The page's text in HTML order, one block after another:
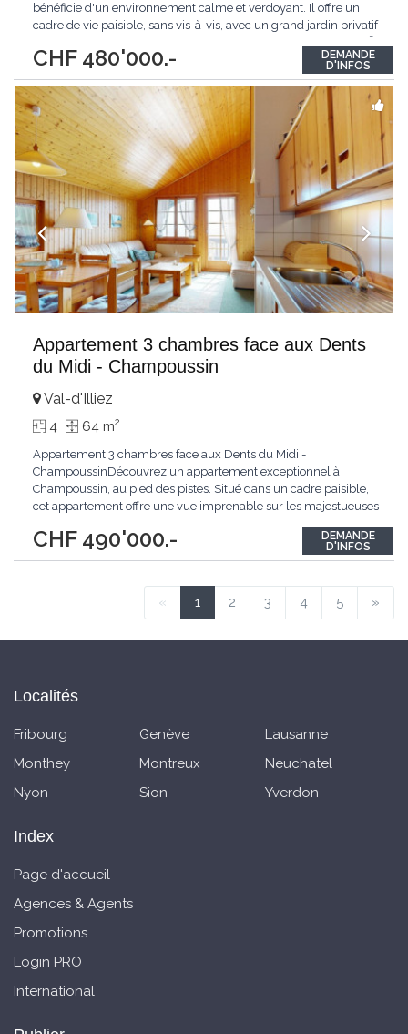
CHF 480'000.-
bénéficie d'un environnement calme et verdoyant. Il offre un
cadre de vie paisible, sans vis-à-vis, avec un grand jardin privatif
il se compose de 3 chambres à coucher et allie confort moderne
et qualité...
DEMANDE
D'INFOS
Appartement 3 chambres face aux Dents
du Midi - Champoussin
CHF 490'000.-
Val-d'Illiez
4 64 m2
Appartement 3 chambres face aux Dents du Midi -
ChampoussinDécouvrez un appartement exceptionnel à
Champoussin, au pied des pistes. Situé dans un cadre paisible,
cet appartement offre une vue imprenable sur les majestueuses
baigné de lumière tout au long de la journée.Ce bien se
distingue par l'utilisation de matériaux de qualité...
DEMANDE
D'INFOS
« 1 2 3 4 5 »
Localités
Fribourg Genève
Lausanne
Monthey
Montreux
Neuchatel
Nyon
Sion Yverdon
Index
Page d'accueil
Agences & Agents
Promotions
Login PRO
International